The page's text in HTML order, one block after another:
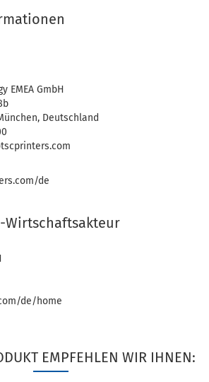
EMEA GmbH
Deutschland
de
Wirtschaftsakteur
de/home
EMPFEHLEN WIR IHNEN: